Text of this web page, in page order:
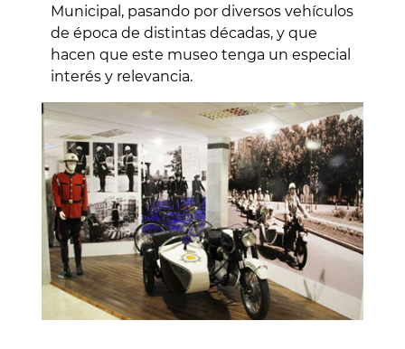
Municipal, pasando por diversos vehículos
de época de distintas décadas, y que
hacen que este museo tenga un especial
interés y relevancia.